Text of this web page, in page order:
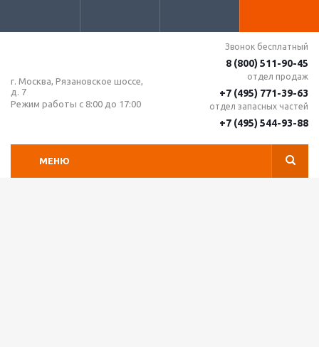
г. Москва, Рязановское шоссе,
д. 7
Режим работы с 8:00 до 17:00
Звонок бесплатный
8 (800) 511-90-45
отдел продаж
+7 (495) 771-39-63
отдел запасных частей
+7 (495) 544-93-88
МЕНЮ